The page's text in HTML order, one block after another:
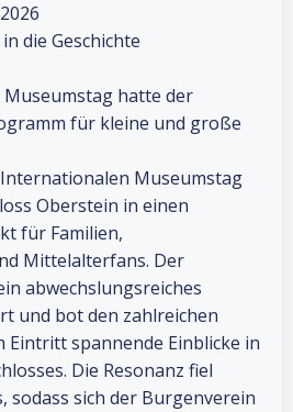
die Geschichte
hatte der
für kleine und große
Museumstag
Oberstein in einen
für Familien,
Mittelalterfans. Der
abwechslungsreiches
und bot den zahlreichen
Eintritt spannende Einblicke in
Die Resonanz fiel
sodass sich der Burgenverein